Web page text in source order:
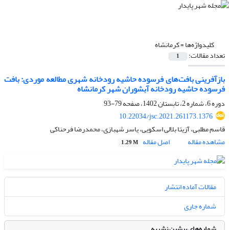
کلیدواژه‌ها =کرمانشاه
تعداد مقالات: 1
بازآفرینی بافت‌های فرسوده حاشیه رودخانه شهری مطالعه موردی: بافت
فرسوده حاشیه رودخانه آبشوران شهر کرمانشاه
دوره 6، شماره 2، تابستان 1402، صفحه
79-93
10.22034/jsc.2021.261173.1376
قاسم مطلبی، آزیتا بلالی اسکویی، یاسر شهبازی، محمدرضا فرحناکی
مشاهده مقاله
اصل مقاله 1.29 M
مقالات آماده انتشار
شماره جاری